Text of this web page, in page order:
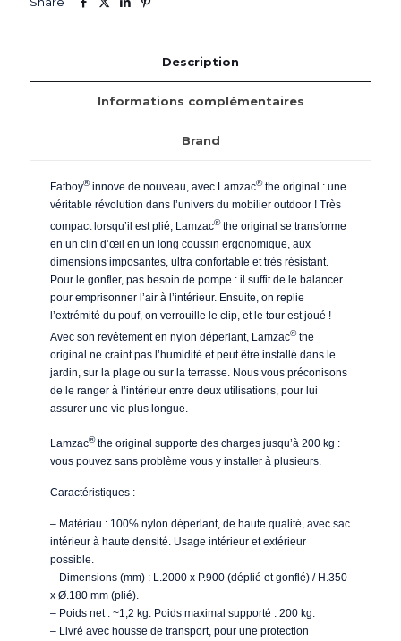
Description
Informations complémentaires
Brand
Fatboy®innove de nouveau, avec Lamzac®the original : une
véritable révolution dans l’univers du mobilier outdoor ! Très
compact lorsqu’il est plié, Lamzac®the original se transforme
en un clin d’œil en un long coussin ergonomique, aux
dimensions imposantes, ultra confortable et très résistant.
Pour le gonfler, pas besoin de pompe : il suffit de le balancer
pour emprisonner l’air à l’intérieur. Ensuite, on replie
l’extrémité du pouf, on verrouille le clip, et le tour est joué !
Avec son revêtement en nylon déperlant, Lamzac®the
original ne craint pas l’humidité et peut être installé dans le
jardin, sur la plage ou sur la terrasse. Nous vous préconisons
de le ranger à l’intérieur entre deux utilisations, pour lui
assurer une vie plus longue.
Lamzac®the original supporte des charges jusqu’à 200 kg :
vous pouvez sans problème vous y installer à plusieurs.
Caractéristiques :
– Matériau : 100% nylon déperlant, de haute qualité, avec sac
intérieur à haute densité. Usage intérieur et extérieur
possible.
– Dimensions (mm) : L.2000 x P.900 (déplié et gonflé) / H.350
x Ø.180 mm (plié).
– Poids net : ~1,2 kg. Poids maximal supporté : 200 kg.
– Livré avec housse de transport, pour une protection